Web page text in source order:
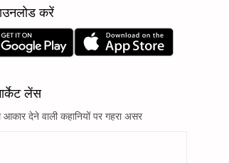
करें
लेंस
आकार देने वाली कहानियों पर गहरा असर